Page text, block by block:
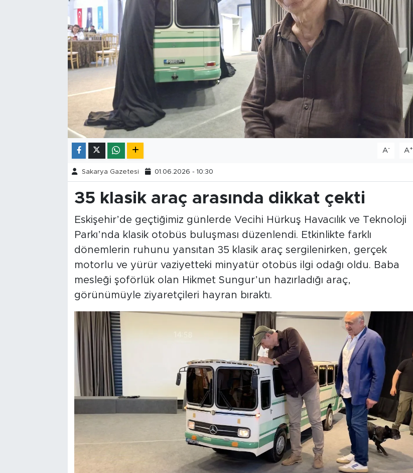
A- A+
Sakarya Gazetesi 01.06.2026 - 10:30
35 klasik araç arasında dikkat çekti
Eskişehir’de geçtiğimiz günlerde Vecihi Hürkuş Havacılık ve Teknoloji
Parkı’nda klasik otobüs buluşması düzenlendi. Etkinlikte farklı
dönemlerin ruhunu yansıtan 35 klasik araç sergilenirken, gerçek
motorlu ve yürür vaziyetteki minyatür otobüs ilgi odağı oldu. Baba
mesleği şoförlük olan Hikmet Sungur’un hazırladığı araç,
görünümüyle ziyaretçileri hayran bıraktı.
Resmi İlanlar
Foto Şaka